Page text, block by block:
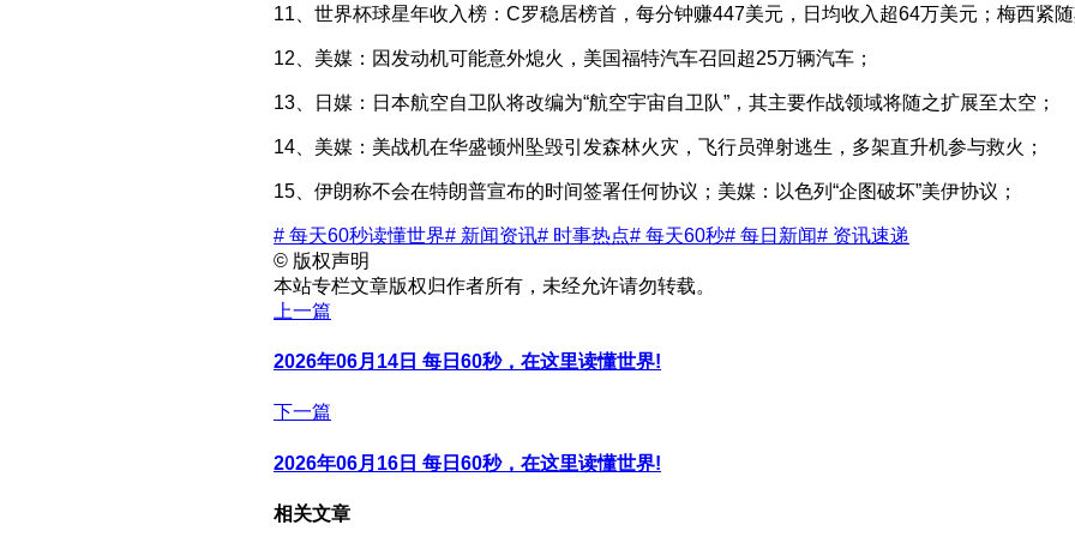
11、世界杯球星年收入榜：C罗稳居榜首，每分钟赚447美元，日均收入超64万美元；梅西紧
12、美媒：因发动机可能意外熄火，美国福特汽车召回超25万辆汽车；
13、日媒：日本航空自卫队将改编为“航空宇宙自卫队”，其主要作战领域将随之扩展至太空；
14、美媒：美战机在华盛顿州坠毁引发森林火灾，飞行员弹射逃生，多架直升机参与救火；
15、伊朗称不会在特朗普宣布的时间签署任何协议；美媒：以色列“企图破坏”美伊协议；
# 每天60秒读懂世界# 新闻资讯# 时事热点# 每天60秒# 每日新闻# 资讯速递
© 版权声明
本站专栏文章版权归作者所有，未经允许请勿转载。
上一篇
2026年06月14日 每日60秒，在这里读懂世界!
下一篇
2026年06月16日 每日60秒，在这里读懂世界!
相关文章